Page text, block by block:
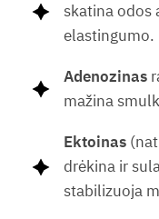
skatina odos
elastingumo.
Adenozinas
mažina
Ektoinas
drėkina ir
stabilizuoja